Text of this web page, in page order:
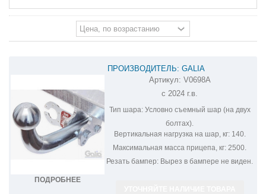
ПОДРОБНЕЕ
ПРОИЗВОДИТЕЛЬ: GALIA
ОЦИНКОВАННЫЙ ФАРКОП НА
VOLKSWAGEN TAYRON V0698A
Артикул: V0698A
с 2024 г.в.
Тип шара:Условно съемный шар (на двух
болтах).
Вертикальная нагрузка на шар, кг:140.
Максимальная масса прицепа, кг: 2500.
Резать бампер: Вырез в бампере не виден.